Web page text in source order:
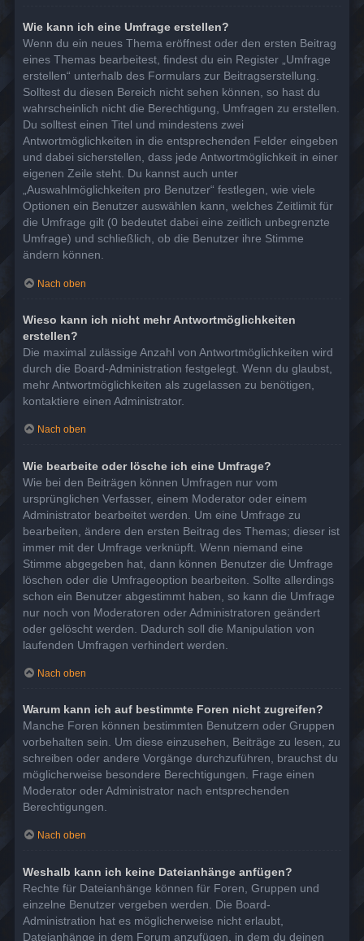
Wie kann ich eine Umfrage erstellen?
Wenn du ein neues Thema eröffnest oder den ersten Beitrag
eines Themas bearbeitest, findest du ein Register „Umfrage
erstellen“ unterhalb des Formulars zur Beitragserstellung.
Solltest du diesen Bereich nicht sehen können, so hast du
wahrscheinlich nicht die Berechtigung, Umfragen zu erstellen.
Du solltest einen Titel und mindestens zwei
Antwortmöglichkeiten in die entsprechenden Felder eingeben
und dabei sicherstellen, dass jede Antwortmöglichkeit in einer
eigenen Zeile steht. Du kannst auch unter
„Auswahlmöglichkeiten pro Benutzer“ festlegen, wie viele
Optionen ein Benutzer auswählen kann, welches Zeitlimit für
die Umfrage gilt (0 bedeutet dabei eine zeitlich unbegrenzte
Umfrage) und schließlich, ob die Benutzer ihre Stimme
ändern können.
Nach oben
Wieso kann ich nicht mehr Antwortmöglichkeiten
erstellen?
Die maximal zulässige Anzahl von Antwortmöglichkeiten wird
durch die Board-Administration festgelegt. Wenn du glaubst,
mehr Antwortmöglichkeiten als zugelassen zu benötigen,
kontaktiere einen Administrator.
Nach oben
Wie bearbeite oder lösche ich eine Umfrage?
Wie bei den Beiträgen können Umfragen nur vom
ursprünglichen Verfasser, einem Moderator oder einem
Administrator bearbeitet werden. Um eine Umfrage zu
bearbeiten, ändere den ersten Beitrag des Themas; dieser ist
immer mit der Umfrage verknüpft. Wenn niemand eine
Stimme abgegeben hat, dann können Benutzer die Umfrage
löschen oder die Umfrageoption bearbeiten. Sollte allerdings
schon ein Benutzer abgestimmt haben, so kann die Umfrage
nur noch von Moderatoren oder Administratoren geändert
oder gelöscht werden. Dadurch soll die Manipulation von
laufenden Umfragen verhindert werden.
Nach oben
Warum kann ich auf bestimmte Foren nicht zugreifen?
Manche Foren können bestimmten Benutzern oder Gruppen
vorbehalten sein. Um diese einzusehen, Beiträge zu lesen, zu
schreiben oder andere Vorgänge durchzuführen, brauchst du
möglicherweise besondere Berechtigungen. Frage einen
Moderator oder Administrator nach entsprechenden
Berechtigungen.
Nach oben
Weshalb kann ich keine Dateianhänge anfügen?
Rechte für Dateianhänge können für Foren, Gruppen und
einzelne Benutzer vergeben werden. Die Board-
Administration hat es möglicherweise nicht erlaubt,
Dateianhänge in dem Forum anzufügen, in dem du deinen